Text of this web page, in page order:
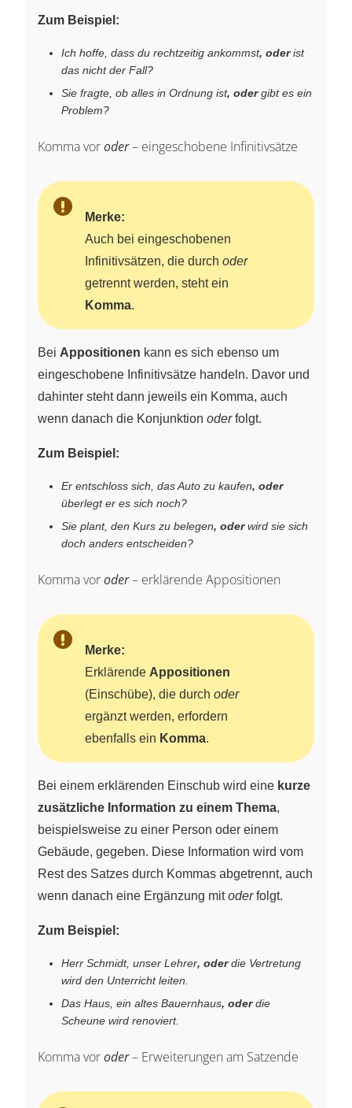
Zum Beispiel:
Ich hoffe, dass du rechtzeitig ankommst, oderist
das nicht der Fall?
Sie fragte, ob alles in Ordnung ist, odergibt es ein
Problem?
Komma voroder– eingeschobene Infinitivsätze
Merke:
Auch bei eingeschobenen
Infinitivsätzen, die durch oder
getrennt werden, steht ein
Komma.
Bei Appositionen kann es sich ebenso um
eingeschobene Infinitivsätze handeln. Davor und
dahinter steht dann jeweils ein Komma, auch
wenn danach die Konjunktion oderfolgt.
Zum Beispiel:
Er entschloss sich, das Auto zu kaufen, oder
überlegt er es sich noch?
Sie plant, den Kurs zu belegen, oderwird sie sich
doch anders entscheiden?
Komma voroder– erklärende Appositionen
Merke:
Erklärende Appositionen
(Einschübe), die durch oder
ergänzt werden, erfordern
ebenfalls ein Komma.
Bei einem erklärenden Einschub wird eine kurze
zusätzliche Information zu einem Thema,
beispielsweise zu einer Person oder einem
Gebäude, gegeben. Diese Information wird vom
Rest des Satzes durch Kommas abgetrennt, auch
wenn danach eine Ergänzung mitoderfolgt.
Zum Beispiel:
Herr Schmidt, unser Lehrer, oderdie Vertretung
wird den Unterricht leiten.
Das Haus, ein altes Bauernhaus, oderdie
Scheune wird renoviert.
Komma voroder– Erweiterungen am Satzende